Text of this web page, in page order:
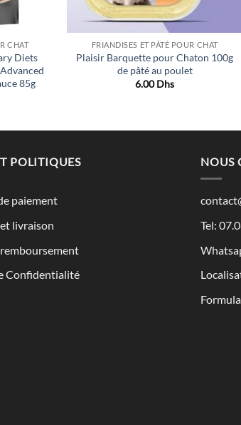
CHAT
Diets
85g
FRIANDISES ET PÂTÉ POUR CHAT
Plaisir Barquette pour Chaton 100g
de pâté au poulet
6.00Dhs
POLITIQUES
paiement
livraison
Confidentialité
NOUS
Tel: